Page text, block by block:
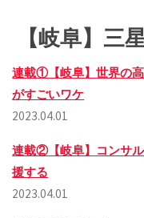
【岐阜】三
連載①【岐阜】世界の高
がすごいワケ
2023.04.01
連載②【岐阜】コンサ
援する
2023.04.01